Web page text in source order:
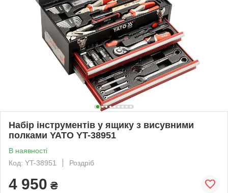
Набір інструментів у ящику з висувними
полками YATO YT-38951
В наявності
Код: YT-38951
Роздріб
4 950 ₴